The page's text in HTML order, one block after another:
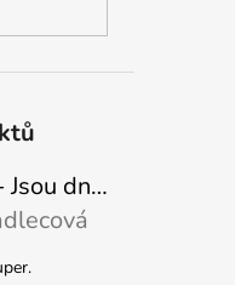
Hrneček - Jsou dny, kdy mě dokáže nasrat i vzduch - Sova
je 5 z 5 hvězdiček.